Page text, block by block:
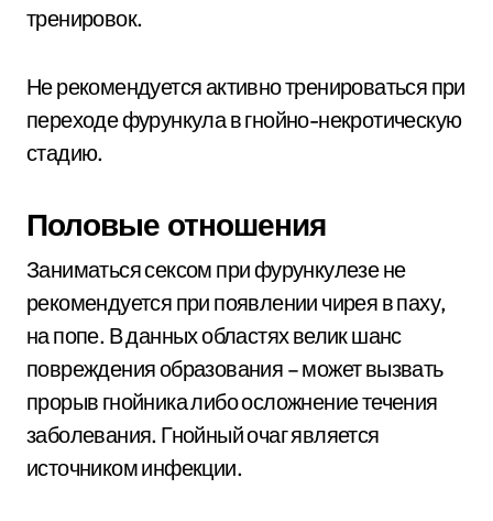
тренировок.
Не рекомендуется активно тренироваться при
переходе фурункула в гнойно-некротическую
стадию.
Половые отношения
Заниматься сексом при фурункулезе не
рекомендуется при появлении чирея в паху,
на попе. В данных областях велик шанс
повреждения образования – может вызвать
прорыв гнойника либо осложнение течения
заболевания. Гнойный очаг является
источником инфекции.